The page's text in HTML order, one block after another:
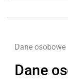
Dane osobowe
Dane